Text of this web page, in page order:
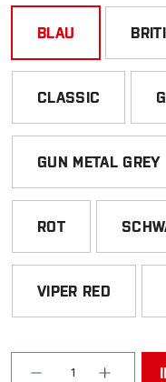
BLAU
CLASSIC
GUN METAL GREY
ROT
VIPER RED
Produkt Anzahl: